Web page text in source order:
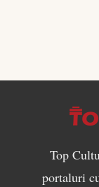
Top
portaluri